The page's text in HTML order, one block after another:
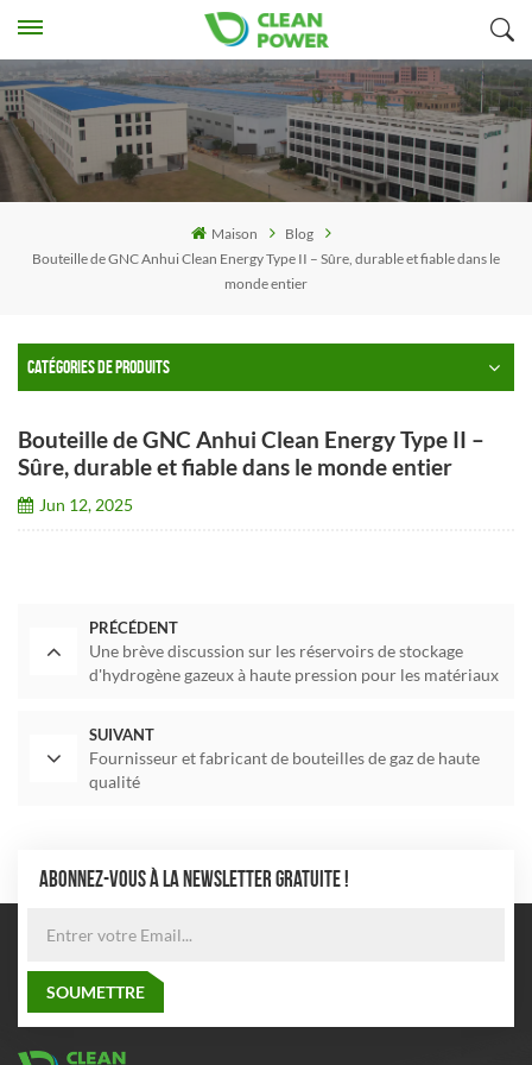
Maison
Blog
Bouteille de GNC Anhui Clean Energy Type II – Sûre, durable et fiable dans le
monde entier
CATÉGORIES DE PRODUITS
Bouteille de GNC Anhui Clean Energy Type II –
Sûre, durable et fiable dans le monde entier
Jun 12, 2025
PRÉCÉDENT
Une brève discussion sur les réservoirs de stockage
d'hydrogène gazeux à haute pression pour les matériaux
SUIVANT
Fournisseur et fabricant de bouteilles de gaz de haute
qualité
ABONNEZ-VOUS À LA NEWSLETTER GRATUITE !